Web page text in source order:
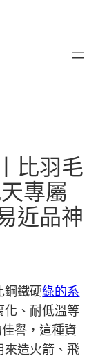
比羽毛
專屬
近品神
鋼鐵硬綠的系
化、耐低溫等
譽，這種資
來造火箭、飛